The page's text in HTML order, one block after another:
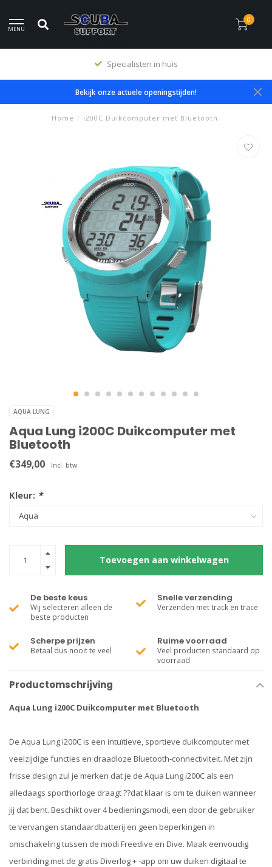
MENU
0
Specialisten in huis
Bekijk onze actuele openingstijden!
Home / i200C Duikcomputer met Bluetooth
AQUA LUNG
Aqua Lung i200C Duikcomputer met
Bluetooth
€349,00 Incl. btw
Kleur: *
Toevoegen aan winkelwagen
De beste keus
Wij selecteren alleen de
beste producten
Snelle verzending
Verzenden met track en trace
Scherpe prijzen
Betaal dus nooit te veel
Ruime voorraad
Veel producten standaard op
voorraad
Productomschrijving
Aqua Lung i200C Duikcomputer met Bluetooth
De Aqua Lung i200C is een intuïtieve, sportieve duikcomputer met
veelzijdige functies en draadloze Bluetooth-connectiviteit. Met zijn
frisse design zul je merken dat je de Aqua Lung i200C als een
alledaags sporthorloge draagt ??dat klaar is om te duiken wanneer
jij dat bent. Beschikt over 4 bedieningsmodi, een door de gebruiker
te vervangen standaardbatterij en geen beperkingen in
omschakeling tussen de modi Freedive en Dive. Maak eenvoudig
verbinding met de gratis Diverlog + -app om uw duiken digitaal te